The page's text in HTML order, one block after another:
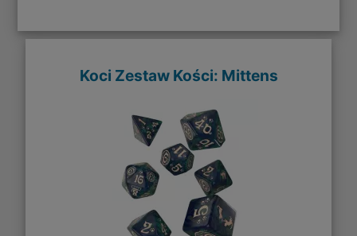
Koci Zestaw Kości: Mittens